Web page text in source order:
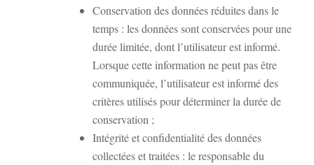
Conservation des données réduites dans le
temps : les données sont conservées pour une
durée limitée, dont l’utilisateur est informé.
Lorsque cette information ne peut pas être
communiquée, l’utilisateur est informé des
critères utilisés pour déterminer la durée de
conservation ;
Intégrité et confidentialité des données
collectées et traitées : le responsable du